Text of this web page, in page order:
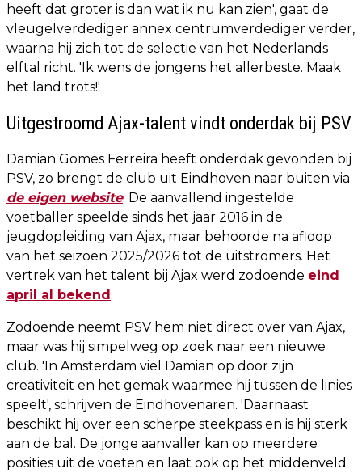
heeft dat groter is dan wat ik nu kan zien', gaat de
vleugelverdediger annex centrumverdediger verder,
waarna hij zich tot de selectie van het Nederlands
elftal richt. 'Ik wens de jongens het allerbeste. Maak
het land trots!'
Uitgestroomd Ajax-talent vindt onderdak bij PSV
Damian Gomes Ferreira heeft onderdak gevonden bij
PSV, zo brengt de club uit Eindhoven naar buiten via
de eigen website. De aanvallend ingestelde
voetballer speelde sinds het jaar 2016 in de
jeugdopleiding van Ajax, maar behoorde na afloop
van het seizoen 2025/2026 tot de uitstromers. Het
vertrek van het talent bij Ajax werd zodoende eind
april al bekend.
Zodoende neemt PSV hem niet direct over van Ajax,
maar was hij simpelweg op zoek naar een nieuwe
club. 'In Amsterdam viel Damian op door zijn
creativiteit en het gemak waarmee hij tussen de linies
speelt', schrijven de Eindhovenaren. 'Daarnaast
beschikt hij over een scherpe steekpass en is hij sterk
aan de bal. De jonge aanvaller kan op meerdere
posities uit de voeten en laat ook op het middenveld